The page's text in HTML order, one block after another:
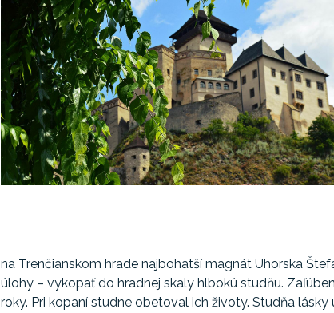
na Trenčianskom hrade najbohatší magnát Uhorska
úlohy – vykopať do hradnej skaly hlbokú studňu.
roky. Pri kopaní studne obetoval ich životy. Studňa